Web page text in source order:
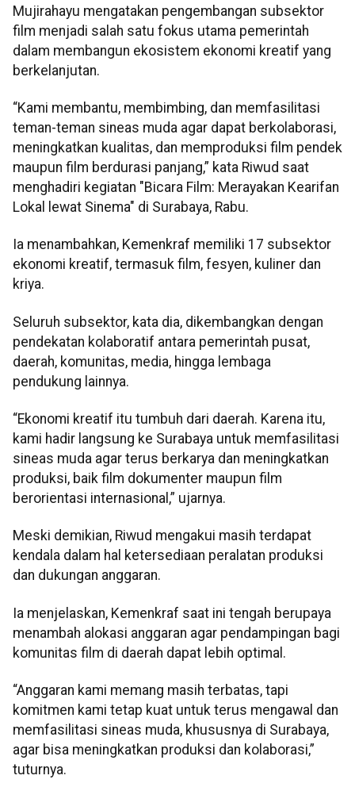
Mujirahayu mengatakan pengembangan subsektor
film menjadi salah satu fokus utama pemerintah
dalam membangun ekosistem ekonomi kreatif yang
berkelanjutan.
“Kami membantu, membimbing, dan memfasilitasi
teman-teman sineas muda agar dapat berkolaborasi,
meningkatkan kualitas, dan memproduksi film pendek
maupun film berdurasi panjang,” kata Riwud saat
menghadiri kegiatan "Bicara Film: Merayakan Kearifan
Lokal lewat Sinema" di Surabaya, Rabu.
Ia menambahkan, Kemenkraf memiliki 17 subsektor
ekonomi kreatif, termasuk film, fesyen, kuliner dan
kriya.
Seluruh subsektor, kata dia, dikembangkan dengan
pendekatan kolaboratif antara pemerintah pusat,
daerah, komunitas, media, hingga lembaga
pendukung lainnya.
“Ekonomi kreatif itu tumbuh dari daerah. Karena itu,
kami hadir langsung ke Surabaya untuk memfasilitasi
sineas muda agar terus berkarya dan meningkatkan
produksi, baik film dokumenter maupun film
berorientasi internasional,” ujarnya.
Meski demikian, Riwud mengakui masih terdapat
kendala dalam hal ketersediaan peralatan produksi
dan dukungan anggaran.
Ia menjelaskan, Kemenkraf saat ini tengah berupaya
menambah alokasi anggaran agar pendampingan bagi
komunitas film di daerah dapat lebih optimal.
“Anggaran kami memang masih terbatas, tapi
komitmen kami tetap kuat untuk terus mengawal dan
memfasilitasi sineas muda, khususnya di Surabaya,
agar bisa meningkatkan produksi dan kolaborasi,”
tuturnya.